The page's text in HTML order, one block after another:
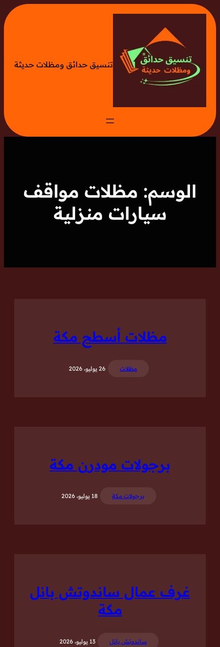
تخطى
إلى
تنسيق حدائق ومظلات حديثة
الوسم: مظلات مواقف
سيارات منزلية
مظلات أسطح مكة
مظلات 26 يوليو، 2026
برجولات مودرن مكة
برجولات مكة 18 يوليو، 2026
غرف عمال ساندوتش بانل
مكة
ساندوتش بانل 13 يوليو، 2026